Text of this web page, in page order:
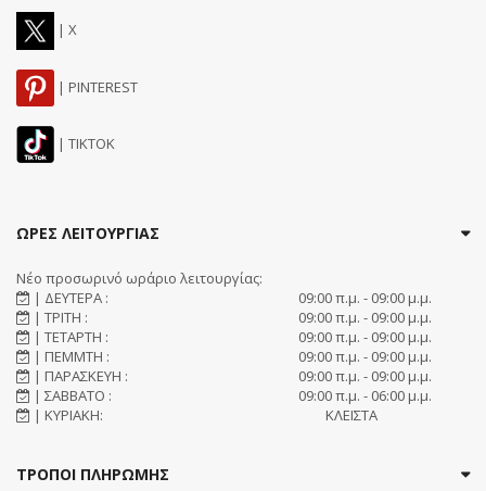
| X
| PINTEREST
| TIKTOK
ΩΡΕΣ ΛΕΙΤΟΥΡΓΙΑΣ
Νέο προσωρινό ωράριο λειτουργίας:
| ΔΕΥΤΕΡΑ :
09:00 π.μ. - 09:00 μ.μ.
| ΤΡΙΤΗ :
09:00 π.μ. - 09:00 μ.μ.
| ΤΕΤΑΡΤΗ :
09:00 π.μ. - 09:00 μ.μ.
| ΠΕΜΜΤΗ :
09:00 π.μ. - 09:00 μ.μ.
| ΠΑΡΑΣΚΕΥΗ :
09:00 π.μ. - 09:00 μ.μ.
| ΣΑΒΒΑΤΟ :
09:00 π.μ. - 06:00 μ.μ.
| ΚΥΡΙΑΚΗ:
ΚΛΕΙΣΤΑ
ΤΡΟΠΟΙ ΠΛΗΡΩΜΗΣ